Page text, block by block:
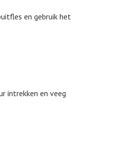
en gebruik het
intrekken en veeg